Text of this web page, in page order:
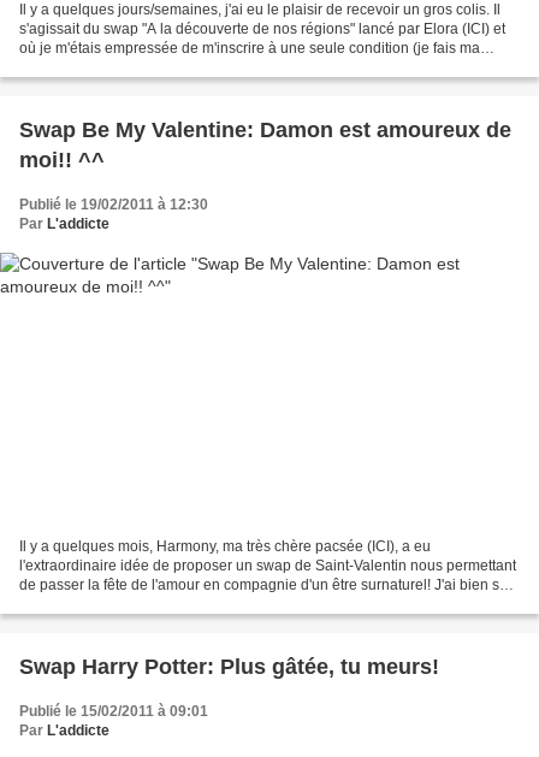
Il y a quelques jours/semaines, j'ai eu le plaisir de recevoir un gros colis. Il
s'agissait du swap "A la découverte de nos régions" lancé par Elora (ICI) et
où je m'étais empressée de m'inscrire à une seule condition (je fais ma
Swap Be My Valentine: Damon est amoureux de
moi!! ^^
Publié le 19/02/2011 à 12:30
Par L'addicte
Il y a quelques mois, Harmony, ma très chère pacsée (ICI), a eu
l'extraordinaire idée de proposer un swap de Saint-Valentin nous permettant
de passer la fête de l'amour en compagnie d'un être surnaturel! J'ai bien sûr
Swap Harry Potter: Plus gâtée, tu meurs!
Publié le 15/02/2011 à 09:01
Par L'addicte